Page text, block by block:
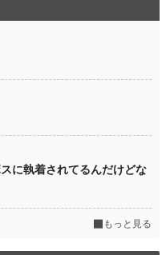
に執着されてるんだけどな
もっと見る